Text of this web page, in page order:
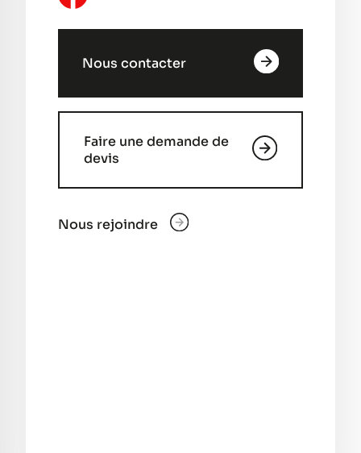
Nous contacter
Faire une demande de
devis
Nous rejoindre